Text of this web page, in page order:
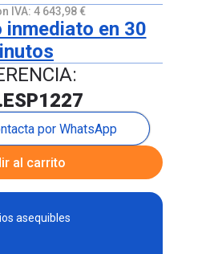
IVA: 4 643,98 €
inmediato en 30
por WhatsApp
al carrito
asequibles